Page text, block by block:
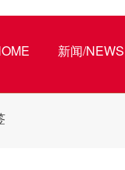
新闻/NEWS